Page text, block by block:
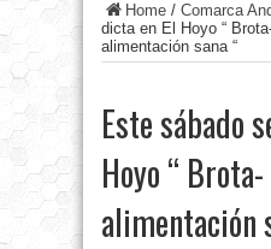
Home / Comarca
dicta en El Hoyo “
alimentación sana “
Este sábado
Hoyo “
alimentación